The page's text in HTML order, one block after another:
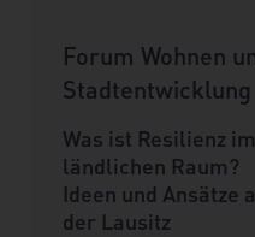
Forum Wohnen
Stadtentwicklung
Was ist Resilienz im
ländlichen Raum?
Ideen und Ansätze
der Lausitz